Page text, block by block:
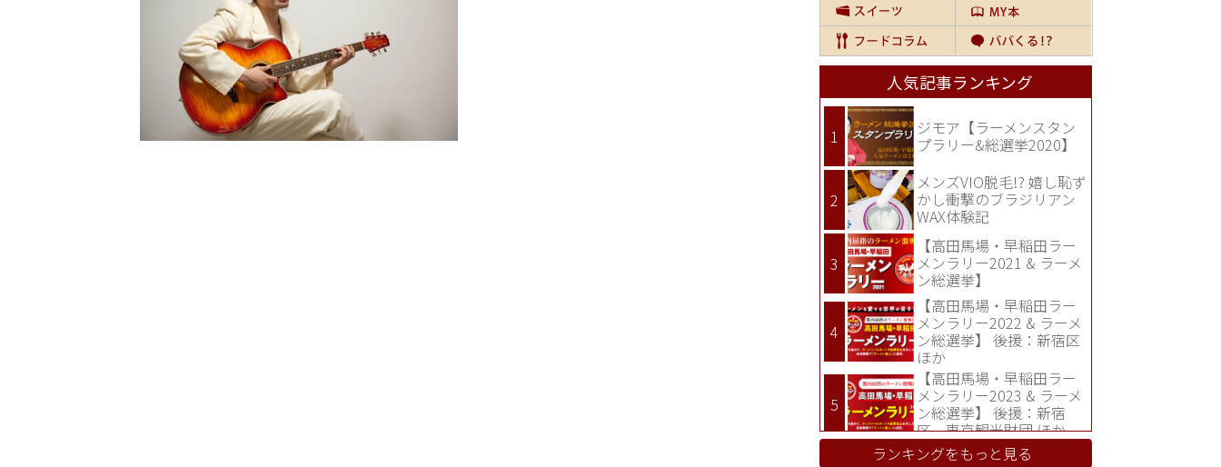
人気記事ランキング
ジモア【ラーメンスタン
プラリー&総選挙2020】
メンズVIO脱毛!? 嬉し恥ず
かし衝撃のブラジリアン
WAX体験記
【高田馬場・早稲田ラー
メンラリー2021 & ラーメ
ン総選挙】
【高田馬場・早稲田ラー
メンラリー2022 & ラーメ
ン総選挙】 後援：新宿区
ほか
【高田馬場・早稲田ラー
メンラリー2023 & ラーメ
ン総選挙】 後援：新宿
区、東京観光財団 ほか
ランキングをもっと見る